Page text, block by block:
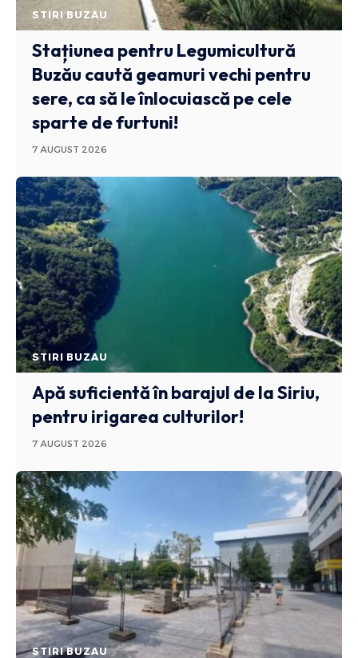
STIRI BUZAU
Stațiunea pentru Legumicultură
Buzău caută geamuri vechi pentru
sere, ca să le înlocuiască pe cele
sparte de furtuni!
7 AUGUST 2026
STIRI BUZAU
Apă suficientă în barajul de la Siriu,
pentru irigarea culturilor!
7 AUGUST 2026
STIRI BUZAU